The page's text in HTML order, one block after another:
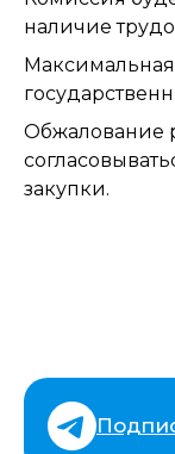
наличие
Максимальная
Обжалование
закупки.